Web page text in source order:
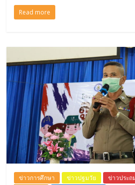
Read more
ข่าวการศึกษา ข่าวปฐมวัย ข่าวประถ